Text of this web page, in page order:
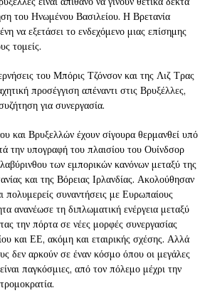
του Ηνωμένου Βασιλείου. Η Βρετανία
να εξετάσει το ενδεχόμενο μιας επίσημης
τομείς.
του Μπόρις Τζόνσον και της Λιζ Τρας
προσέγγιση απέναντι στις Βρυξέλλες,
για συνεργασία.
και Βρυξελλών έχουν σίγουρα θερμανθεί υπό
την υπογραφή του πλαισίου του Ουίνδσορ
των εμπορικών κανόνων μεταξύ της
και της Βόρειας Ιρλανδίας. Ακολούθησαν
πολυμερείς συναντήσεις με Ευρωπαίους
ανανέωσε τη διπλωματική ενέργεια μεταξύ
την πόρτα σε νέες μορφές συνεργασίας
και ΕΕ, ακόμη και εταιρικής σχέσης. Αλλά
δεν αρκούν σε έναν κόσμο όπου οι μεγάλες
παγκόσμιες, από τον πόλεμο μέχρι την